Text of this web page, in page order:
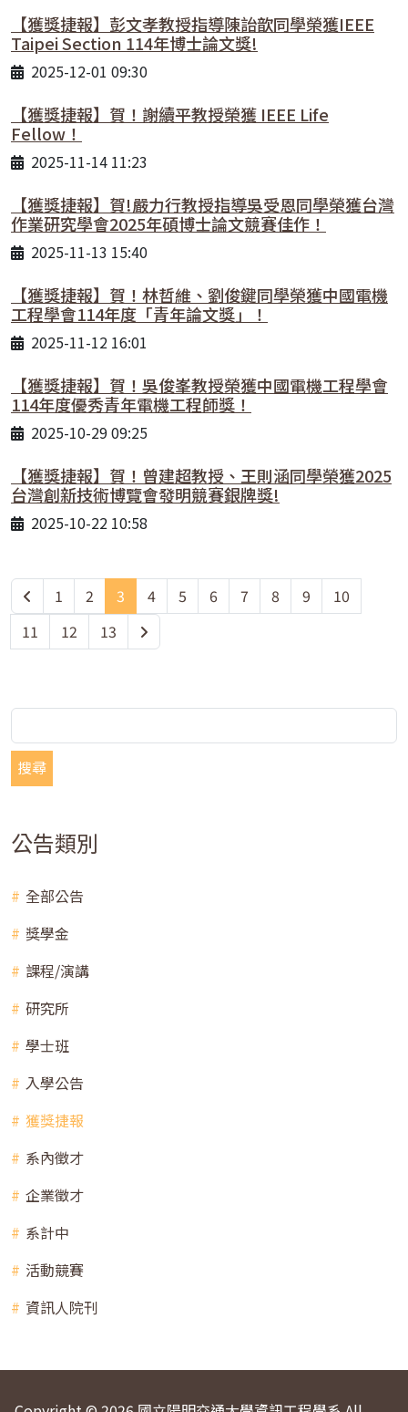
【獲獎捷報】彭文孝教授指導陳詒歆同學榮獲IEEE
Taipei Section 114年博士論文獎!
2025-12-01 09:30
【獲獎捷報】賀！謝續平教授榮獲 IEEE Life
Fellow！
2025-11-14 11:23
【獲獎捷報】賀!嚴力行教授指導吳受恩同學榮獲台灣
作業研究學會2025年碩博士論文競賽佳作！
2025-11-13 15:40
【獲獎捷報】賀！林哲維、劉俊鍵同學榮獲中國電機
工程學會114年度「青年論文獎」！
2025-11-12 16:01
【獲獎捷報】賀！吳俊峯教授榮獲中國電機工程學會
114年度優秀青年電機工程師獎！
2025-10-29 09:25
【獲獎捷報】賀！曾建超教授、王則涵同學榮獲2025
台灣創新技術博覽會發明競賽銀牌獎!
2025-10-22 10:58
1 2 3 4 5 6 7 8 9
10
11
12 13
搜尋
公告類別
全部公告
獎學金
課程/演講
研究所
學士班
入學公告
獲獎捷報
系內徵才
企業徵才
系計中
活動競賽
資訊人院刊